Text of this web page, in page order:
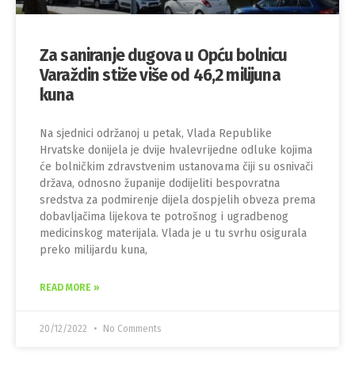
Za saniranje dugova u Opću bolnicu
Varaždin stiže više od 46,2 milijuna
kuna
Na sjednici održanoj u petak, Vlada Republike
Hrvatske donijela je dvije hvalevrijedne odluke kojima
će bolničkim zdravstvenim ustanovama čiji su osnivači
država, odnosno županije dodijeliti bespovratna
sredstva za podmirenje dijela dospjelih obveza prema
dobavljačima lijekova te potrošnog i ugradbenog
medicinskog materijala. Vlada je u tu svrhu osigurala
preko milijardu kuna,
READ MORE »
20/12/2022 No Comments